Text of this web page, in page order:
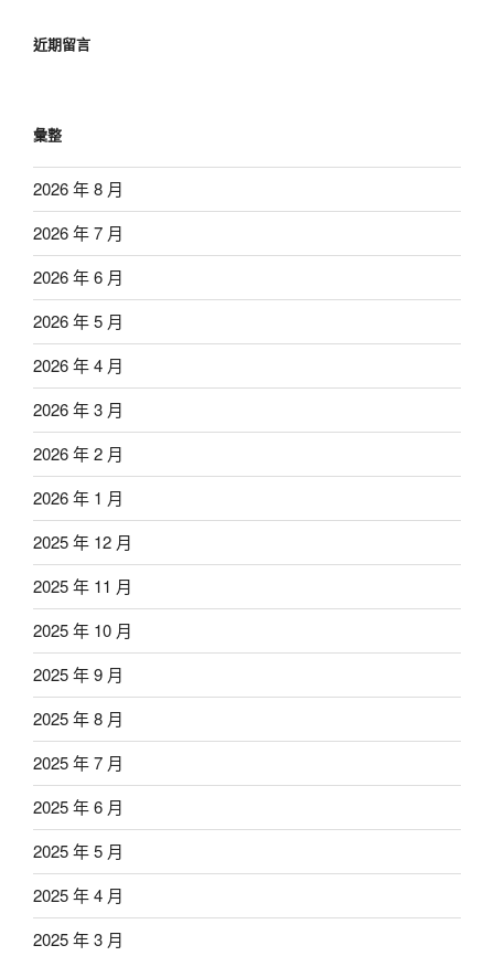
近期留言
彙整
2026 年 8 月
2026 年 7 月
2026 年 6 月
2026 年 5 月
2026 年 4 月
2026 年 3 月
2026 年 2 月
2026 年 1 月
2025 年 12 月
2025 年 11 月
2025 年 10 月
2025 年 9 月
2025 年 8 月
2025 年 7 月
2025 年 6 月
2025 年 5 月
2025 年 4 月
2025 年 3 月